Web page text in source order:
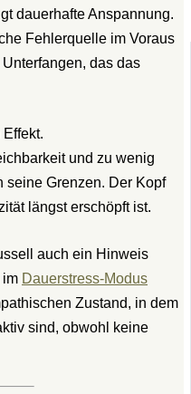
dauerhafte Anspannung.
Fehlerquelle im Voraus
das das
und zu wenig
seine Grenzen. Der Kopf
längst erschöpft ist.
auch ein Hinweis
im Dauerstress-Modus
Zustand, in dem
sind, obwohl keine